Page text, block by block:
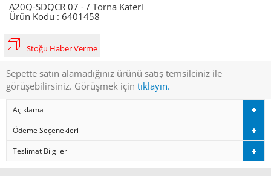
A20Q-SDQCR 07 - / Torna Kateri
Ürün Kodu : 6401458
Stoğu Haber Verme
Sepette satın alamadığınız ürünü satış temsilciniz ile
görüşebilirsiniz. Görüşmek için tıklayın.
Açıklama
Ödeme Seçenekleri
Teslimat Bilgileri